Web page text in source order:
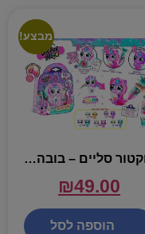
מבצע!
דוקטור סליים – בובה ואביזרים
₪49.00
הוספה לסל